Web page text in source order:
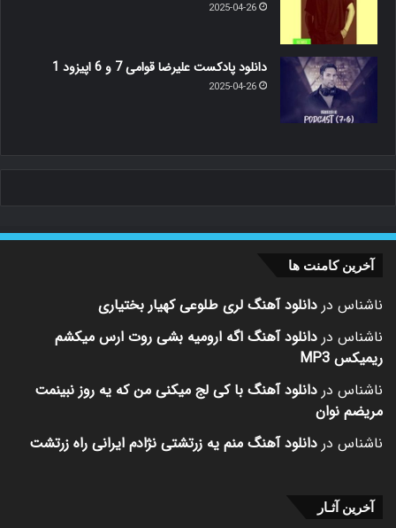
2025-04-26
دانلود پادکست علیرضا قوامی 7 و 6 اپیزود 1
2025-04-26
آخرین کامنت ها
ناشناس در دانلود آهنگ لری طلوعی کهیار بختیاری
ناشناس در دانلود آهنگ اگه ارومیه بشی روت ارس میکشم
ریمیکس MP3
ناشناس در دانلود آهنگ با کی لج میکنی من که یه روز نبینمت
مریضم نوان
ناشناس در دانلود آهنگ منم یه زرتشتی نژادم ایرانی راه زرتشت
آخرین آثـار